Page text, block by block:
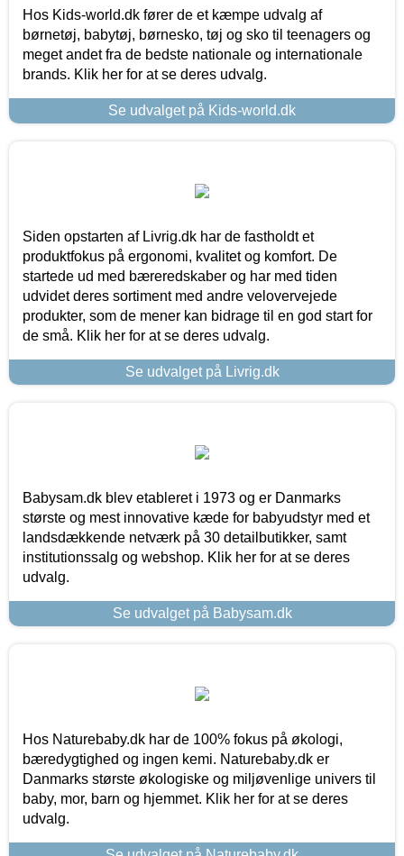
Hos Kids-world.dk fører de et kæmpe udvalg af
børnetøj, babytøj, børnesko, tøj og sko til teenagers og
meget andet fra de bedste nationale og internationale
brands. Klik her for at se deres udvalg.
Se udvalget på Kids-world.dk
Siden opstarten af Livrig.dk har de fastholdt et
produktfokus på ergonomi, kvalitet og komfort. De
startede ud med bæreredskaber og har med tiden
udvidet deres sortiment med andre velovervejede
produkter, som de mener kan bidrage til en god start for
de små. Klik her for at se deres udvalg.
Se udvalget på Livrig.dk
Babysam.dk blev etableret i 1973 og er Danmarks
største og mest innovative kæde for babyudstyr med et
landsdækkende netværk på 30 detailbutikker, samt
institutionssalg og webshop. Klik her for at se deres
udvalg.
Se udvalget på Babysam.dk
Hos Naturebaby.dk har de 100% fokus på økologi,
bæredygtighed og ingen kemi. Naturebaby.dk er
Danmarks største økologiske og miljøvenlige univers til
baby, mor, barn og hjemmet. Klik her for at se deres
udvalg.